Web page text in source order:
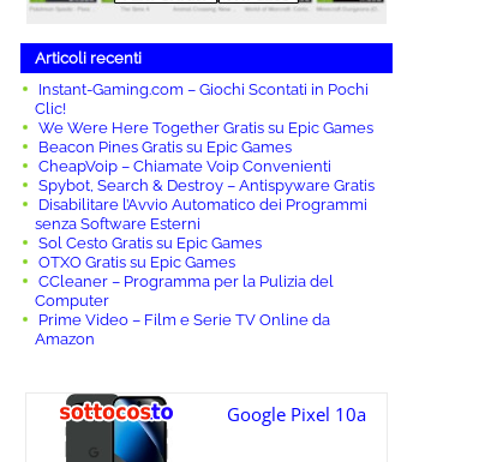
Articoli recenti
Instant-Gaming.com – Giochi Scontati in Pochi
Clic!
We Were Here Together Gratis su Epic Games
Beacon Pines Gratis su Epic Games
CheapVoip – Chiamate Voip Convenienti
Spybot, Search & Destroy – Antispyware Gratis
Disabilitare l’Avvio Automatico dei Programmi
senza Software Esterni
Sol Cesto Gratis su Epic Games
OTXO Gratis su Epic Games
CCleaner – Programma per la Pulizia del
Computer
Prime Video – Film e Serie TV Online da
Amazon
Google Pixel 10a